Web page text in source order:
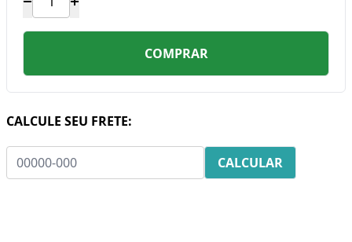
COMPRAR
CALCULE SEU FRETE: